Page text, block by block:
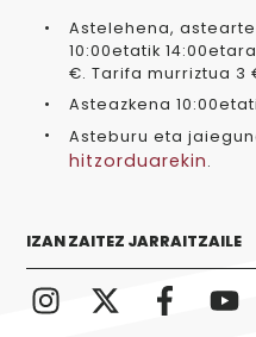
Astelehena,
10:00etatik
€. Tarifa murriztua 3
Asteazkena
Asteburu eta
hitzorduarekin.
IZAN ZAITEZ JARRAITZAILE